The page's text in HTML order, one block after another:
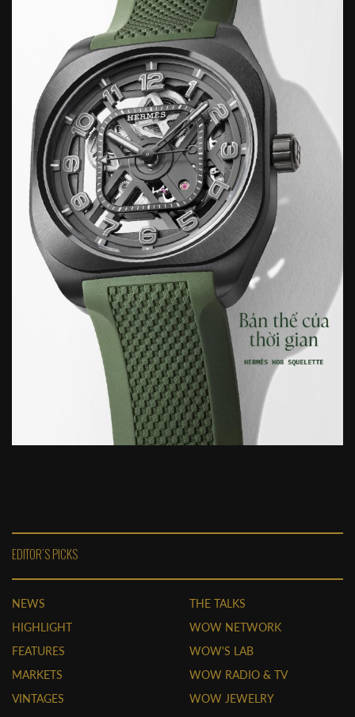
EDITOR'S PICKS
NEWS
HIGHLIGHT
FEATURES
MARKETS
VINTAGES
THE TALKS
WOW NETWORK
WOW'S LAB
WOW RADIO & TV
WOW JEWELRY